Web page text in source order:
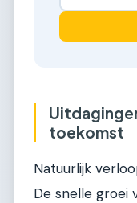
toekomst
Natuurlijk
De snelle groei